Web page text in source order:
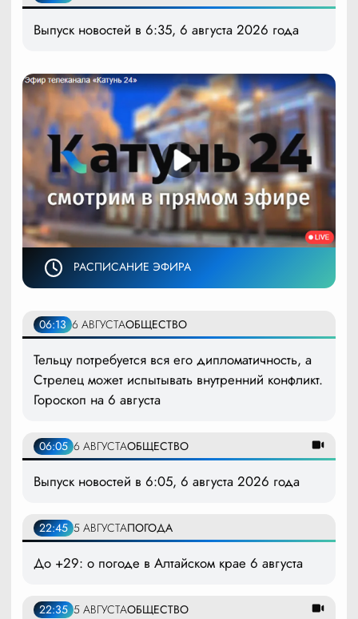
Выпуск новостей в 6:35, 6 августа 2026 года
РАСПИСАНИЕ ЭФИРА
06:13 6 АВГУСТАОБЩЕСТВО
Тельцу потребуется вся его дипломатичность, а
Стрелец может испытывать внутренний конфликт.
Гороскоп на 6 августа
06:05 6 АВГУСТАОБЩЕСТВО
Выпуск новостей в 6:05, 6 августа 2026 года
22:45 5 АВГУСТАПОГОДА
До +29: о погоде в Алтайском крае 6 августа
22:35 5 АВГУСТАОБЩЕСТВО